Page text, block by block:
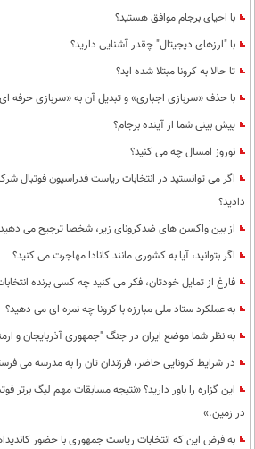
با احیای برجام موافق هستید؟
با "ارزهای دیجیتال" چقدر آشنایی دارید؟
تا حالا به کرونا مبتلا شده اید؟
با حذف «سربازی اجباری» و تبدیل آن به «سربازی حرفه ای
پیش بینی شما از آینده برجام؟
نوروز امسال چه می کنید؟
اگر می توانستید در انتخابات ریاست فدراسیون فوتبال
دادید؟
از بین واکسن های ضدکرونای زیر، شخصا ترجیح می دهید
اگر بتوانید، آیا به کشوری مانند کانادا مهاجرت می کنید؟
فارغ از تمایل خودتان، فکر می کنید چه کسی برنده
به عملکرد ستاد ملی مبارزه با کرونا چه نمره ای می دهید؟
به نظر شما موضع ایران در جنگ "جمهوری آذربایجان و
در شرایط کرونایی حاضر، فرزندان تان را به مدرسه می
این گزاره را باور دارید؟ «نتیجه مسابقات مهم لیگ برتر
در زمین.»
به فرض این که انتخابات ریاست جمهوری با حضور